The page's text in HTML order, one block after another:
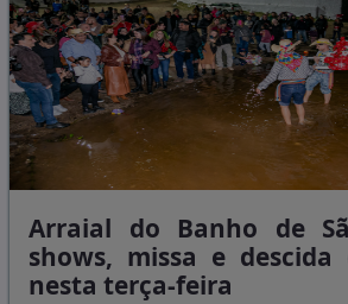
Arraial do Banho de
shows, missa e descida
nesta terça-feira